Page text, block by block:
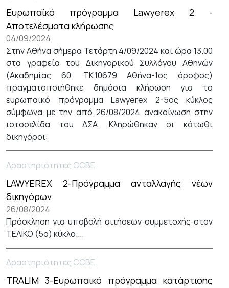
Ευρωπαϊκό πρόγραμμα Lawyerex 2 -
Αποτελέσματα κλήρωσης
04/09/2024
Στην Αθήνα σήμερα Τετάρτη 4/09/2024 και ώρα 13.00
στα γραφεία του Δικηγορικού Συλλόγου Αθηνών
(Ακαδημίας 60, ΤΚ.10679 Αθήνα-1ος όροφος)
πραγματοποιήθηκε δημόσια κλήρωση για το
ευρωπαϊκό πρόγραμμα Lawyerex 2-5ος κύκλος
σύμφωνα με την από 26/08/2024 ανακοίνωση στην
ιστοσελίδα του ΔΣΑ. Κληρώθηκαν οι κάτωθι
δικηγόροι:
Δραστηριότητες CCBE
LAWYEREX 2-Πρόγραμμα ανταλλαγής νέων
δικηγόρων
26/08/2024
Πρόσκληση για υποβολή αιτήσεων συμμετοχής στον
ΤΕΛΙΚΟ (5ο) κύκλο....
Δραστηριότητες CCBE
TRALIM 3-Ευρωπαικό πρόγραμμα κατάρτισης